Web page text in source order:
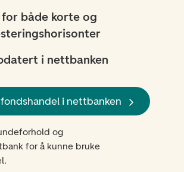
for både korte og
i nettbanken
i nettbanken
og
for å kunne bruke